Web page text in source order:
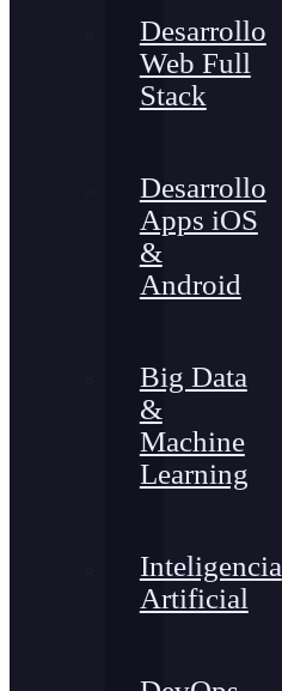
Desarrollo
Web Full
Stack
Desarrollo
Apps iOS
&
Android
Big Data
&
Machine
Learning
Inteligencia
Artificial